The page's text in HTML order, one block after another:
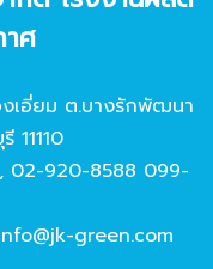
ศ
เอี่ยม ต.บางรักพัฒนา
11110
, 02-920-8588 099-
green.com